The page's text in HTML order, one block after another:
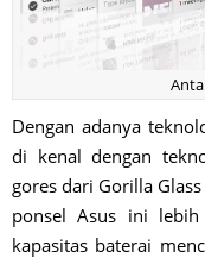
Dengan adanya
di kenal dengan
gores dari Gorilla
ponsel Asus ini
kapasitas baterai